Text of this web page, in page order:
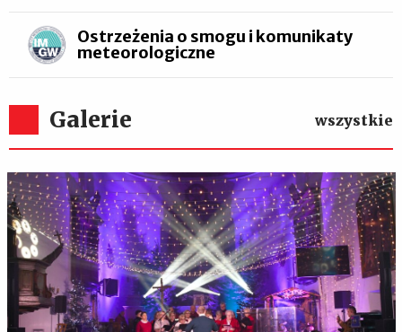
Ostrzeżenia o smogu i komunikaty
meteorologiczne
Galerie wszystkie